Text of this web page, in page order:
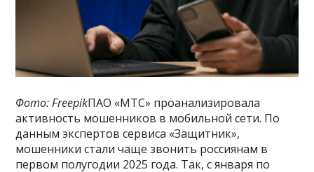
Фото: FreepikПАО «МТС» проанализировала
активность мошенников в мобильной сети. По
данным экспертов сервиса «Защитник»,
мошенники стали чаще звонить россиянам в
первом полугодии 2025 года. Так, с января по